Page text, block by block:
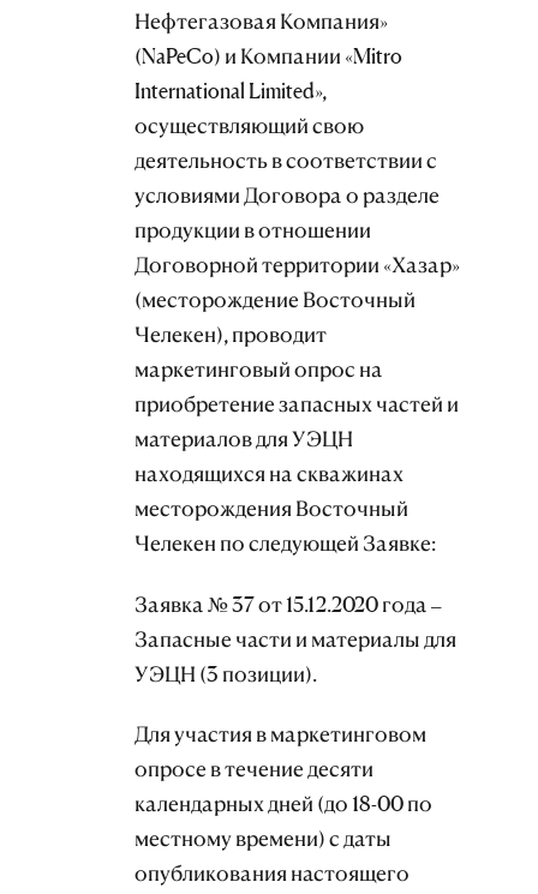
Нефтегазовая Компания»
(NaPeCo) и Компании «Mitro
International Limited»,
осуществляющий свою
деятельность в соответствии с
условиями Договора о разделе
продукции в отношении
Договорной территории «Хазар»
(месторождение Восточный
Челекен), проводит
маркетинговый опрос на
приобретение запасных частей и
материалов для УЭЦН
находящихся на скважинах
месторождения Восточный
Челекен по следующей Заявке:
Заявка № 37 от 15.12.2020 года –
Запасные части и материалы для
УЭЦН (3 позиции).
Для участия в маркетинговом
опросе в течение десяти
календарных дней (до 18-00 по
местному времени) с даты
опубликования настоящего